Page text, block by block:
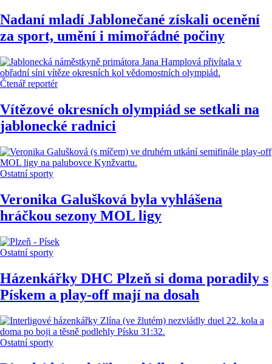
Nadaní mladí Jablonečané získali ocenění
za sport, umění i mimořádné počiny
Čtenář reportér
Vítězové okresních olympiád se setkali na
jablonecké radnici
Ostatní sporty
Veronika Galušková byla vyhlášena
hráčkou sezony MOL ligy
Ostatní sporty
Házenkářky DHC Plzeň si doma poradily s
Pískem a play-off mají na dosah
Ostatní sporty